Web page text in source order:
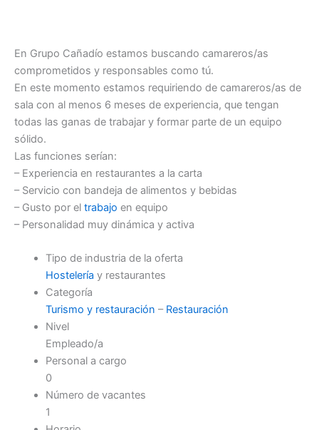
En Grupo Cañadío estamos buscando camareros/as
comprometidos y responsables como tú.
En este momento estamos requiriendo de camareros/as de
sala con al menos 6 meses de experiencia, que tengan
todas las ganas de trabajar y formar parte de un equipo
sólido.
Las funciones serían:
– Experiencia en restaurantes a la carta
– Servicio con bandeja de alimentos y bebidas
– Gusto por el trabajo en equipo
– Personalidad muy dinámica y activa
Tipo de industria de la oferta
Hostelería y restaurantes
Categoría
Turismo y restauración – Restauración
Nivel
Empleado/a
Personal a cargo
0
Número de vacantes
1